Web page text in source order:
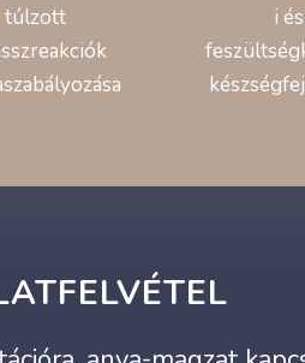
túlzott
i és